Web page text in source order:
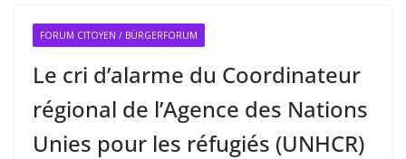
FORUM CITOYEN / BÜRGERFORUM
Le cri d’alarme du Coordinateur
régional de l’Agence des Nations
Unies pour les réfugiés (UNHCR)